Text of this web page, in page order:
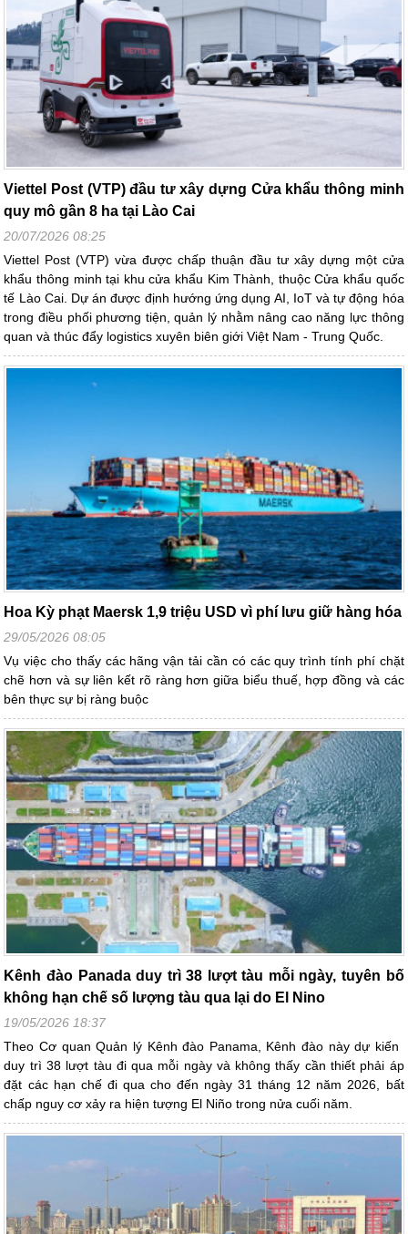
Viettel Post (VTP) đầu tư xây dựng Cửa khẩu thông minh
quy mô gần 8 ha tại Lào Cai
20/07/2026 08:25
Viettel Post (VTP) vừa được chấp thuận đầu tư xây dựng một cửa
khẩu thông minh tại khu cửa khẩu Kim Thành, thuộc Cửa khẩu quốc
tế Lào Cai. Dự án được định hướng ứng dụng AI, IoT và tự động hóa
trong điều phối phương tiện, quản lý nhằm nâng cao năng lực thông
quan và thúc đẩy logistics xuyên biên giới Việt Nam - Trung Quốc.
Hoa Kỳ phạt Maersk 1,9 triệu USD vì phí lưu giữ hàng hóa
29/05/2026 08:05
Vụ việc cho thấy các hãng vận tải cần có các quy trình tính phí chặt
chẽ hơn và sự liên kết rõ ràng hơn giữa biểu thuế, hợp đồng và các
bên thực sự bị ràng buộc
Kênh đào Panada duy trì 38 lượt tàu mỗi ngày, tuyên bố
không hạn chế số lượng tàu qua lại do El Nino
19/05/2026 18:37
Theo Cơ quan Quản lý Kênh đào Panama, Kênh đào này dự kiến ​​
duy trì 38 lượt tàu đi qua mỗi ngày và không thấy cần thiết phải áp
đặt các hạn chế đi qua cho đến ngày 31 tháng 12 năm 2026, bất
chấp nguy cơ xảy ra hiện tượng El Niño trong nửa cuối năm.